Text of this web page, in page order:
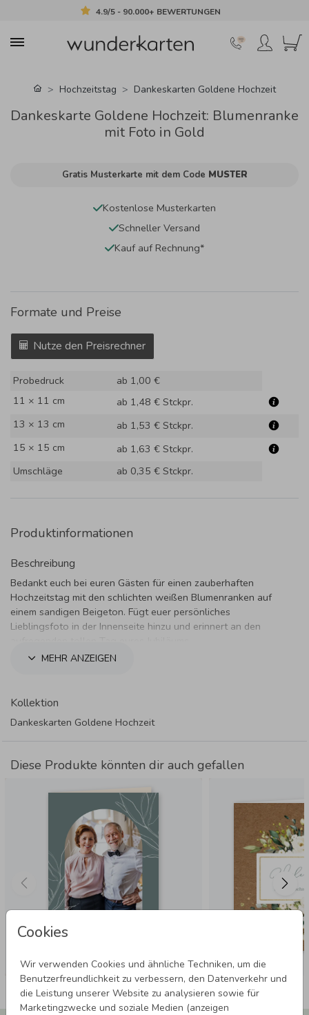
4.9/5 - 90.000+ BEWERTUNGEN
Cookies
Wir verwenden Cookies und ähnliche Techniken, um die
Benutzerfreundlichkeit zu verbessern, den Datenverkehr und
die Leistung unserer Website zu analysieren sowie für
Marketingzwecke und soziale Medien (anzeigen
Hochzeitstag Dankeskarten Goldene Hochzeit
Dankeskarte Goldene Hochzeit: Blumenranke
mit Foto in Gold
Gratis Musterkarte mit dem Code MUSTER
Kostenlose Musterkarten
Schneller Versand
Kauf auf Rechnung*
Formate und Preise
Nutze den Preisrechner
Probedruck
ab 1,00 €
11 × 11 cm
ab 1,48 € Stckpr.
13 × 13 cm
ab 1,53 € Stckpr.
15 × 15 cm
ab 1,63 € Stckpr.
Umschläge
ab 0,35 € Stckpr.
Produktinformationen
Beschreibung
Bedankt euch bei euren Gästen für einen zauberhaften
Hochzeitstag mit den schlichten weißen Blumenranken auf
einem sandigen Beigeton. Fügt euer persönliches
Lieblingsfoto in der Innenseite hinzu und erinnert an den
MEHR ANZEIGEN
Kollektion
Dankeskarten Goldene Hochzeit
Diese Produkte könnten dir auch gefallen